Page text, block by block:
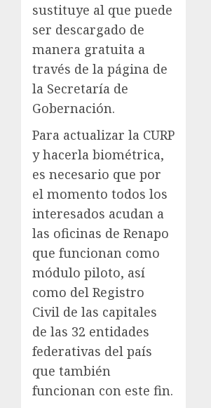
sustituye al que puede
ser descargado de
manera gratuita a
través de la página de
la Secretaría de
Gobernación.
Para actualizar la CURP
y hacerla biométrica,
es necesario que por
el momento todos los
interesados acudan a
las oficinas de Renapo
que funcionan como
módulo piloto, así
como del Registro
Civil de las capitales
de las 32 entidades
federativas del país
que también
funcionan con este fin.